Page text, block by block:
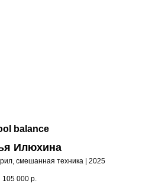
balance
Илюхина
смешанная техника | 2025
105 000 р.